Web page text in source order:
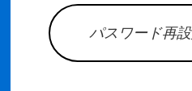
パスワード再